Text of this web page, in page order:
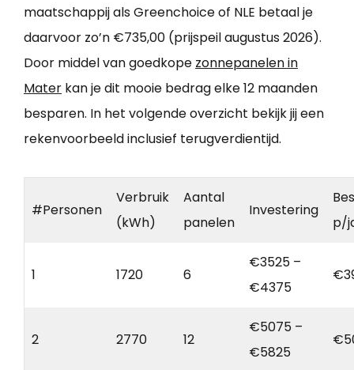
maatschappij als Greenchoice of NLE betaal je
daarvoor zo’n €735,00 (prijspeil augustus 2026).
Door middel van goedkope zonnepanelen in
Mater kan je dit mooie bedrag elke 12 maanden
besparen. In het volgende overzicht bekijk jij een
rekenvoorbeeld inclusief terugverdientijd.
#Personen
Verbruik
(kWh)
Aantal
panelen
Investering
p/
1 1720 6
€3525 –
€4375
2 2770 12
€5075 –
€5825